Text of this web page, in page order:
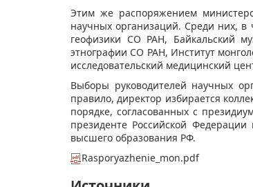
Этим же распоряжением
научных организаций. Среди них, в
геофизики СО РАН, Байкальский
этнографии СО РАН, Институт
исследовательский медицинский
Выборы руководителей научных
правило, директор избирается
порядке, согласованных с
президенте Российской
высшего образования РФ.
Rasporyazhenie_mon.pdf